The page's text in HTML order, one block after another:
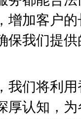
增加客户
保我们提
我们将利
厚认知，